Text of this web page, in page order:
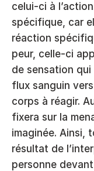
celui-ci à
spécifique, car
réaction
peur, celle-ci
de sensation
flux sanguin
corps à réagir.
fixera sur la
imaginée. Ainsi,
résultat de
personne